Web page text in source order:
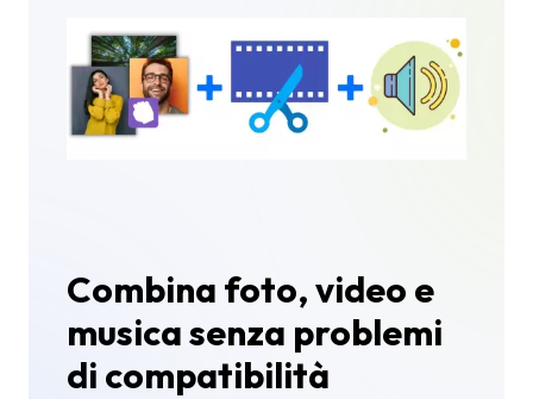
Combina foto, video e
musica senza problemi
di compatibilità